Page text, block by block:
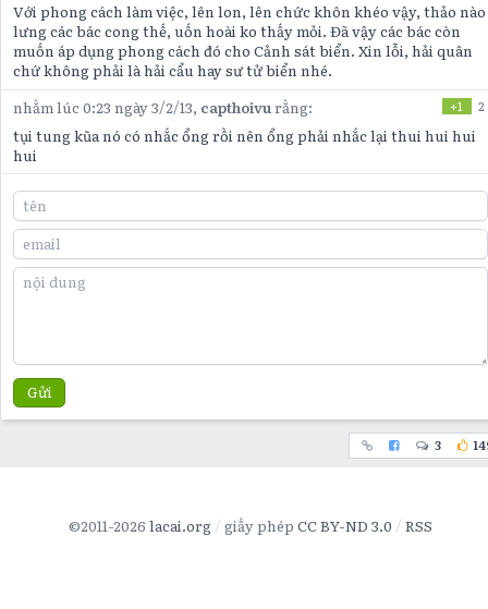
Với phong cách làm việc, lên lon, lên chức khôn khéo vậy, thảo nào
lưng các bác cong thế, uốn hoài ko thấy mỏi. Đã vậy các bác còn
muốn áp dụng phong cách đó cho Cảnh sát biển. Xin lỗi, hải quân
chứ không phải là hải cẩu hay sư tử biển nhé.
nhằm lúc 0:23 ngày 3/2/13, capthoivurằng: +1 2
tụi tung kũa nó có nhắc ổng rồi nên ổng phải nhắc lại thui hui hui
hui
Gửi
3
©2011-2026 lacai.org giấy phép CC BY-ND 3.0 RSS